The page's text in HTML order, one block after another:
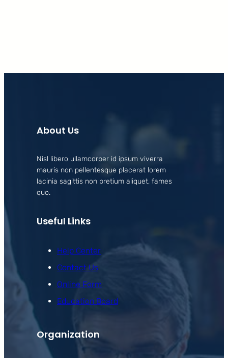
About Us
Nisl libero ullamcorper id ipsum viverra
mauris non pellentesque placerat lorem
lacinia sagittis non pretium aliquet, fames
quo.
Useful Links
Help Center
Contact Us
Online Form
Education Board
Organization